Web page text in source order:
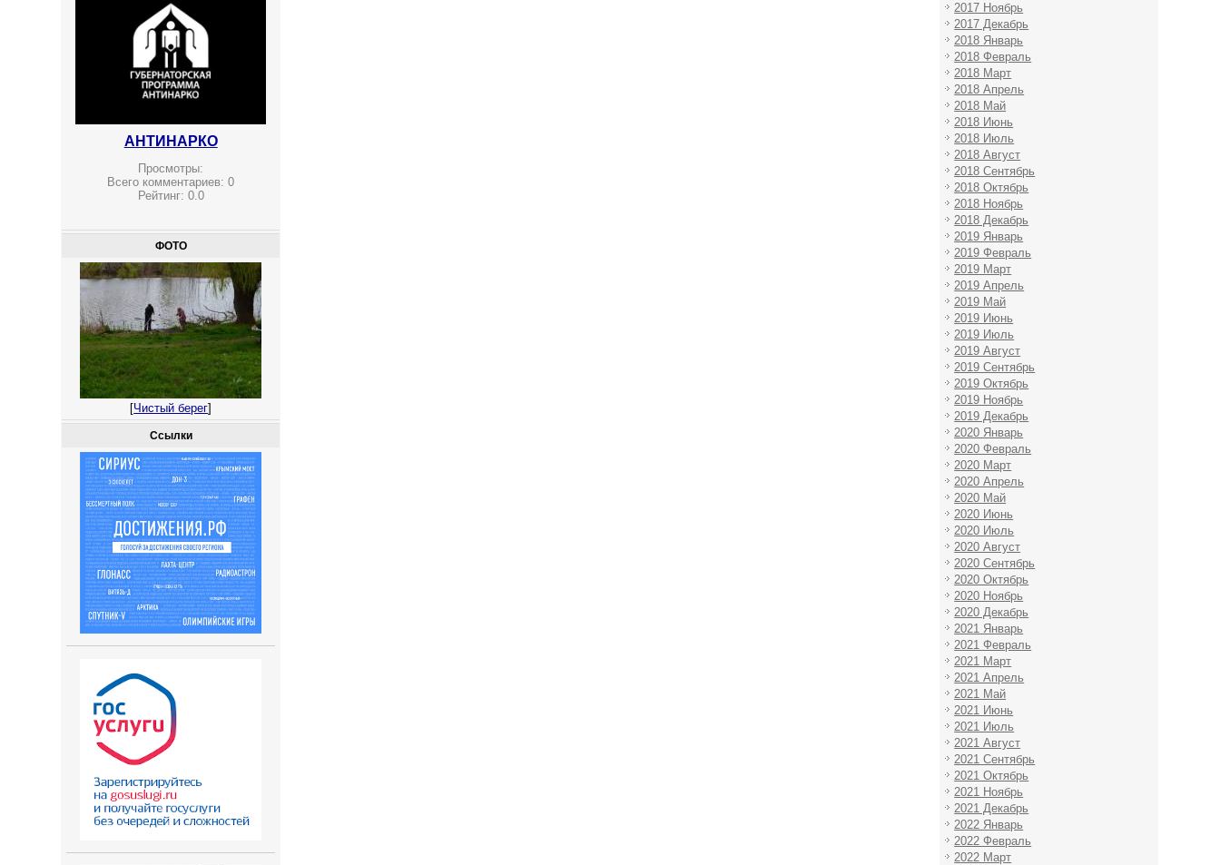
АНТИНАРКО
Просмотры:
Всего комментариев:0
Рейтинг: 0.0
ФОТО
[Чистый берег]
Ссылки
2017 Ноябрь
2017 Декабрь
2018 Январь
2018 Февраль
2018 Март
2018 Апрель
2018 Май
2018 Июнь
2018 Июль
2018 Август
2018 Сентябрь
2018 Октябрь
2018 Ноябрь
2018 Декабрь
2019 Январь
2019 Февраль
2019 Март
2019 Апрель
2019 Май
2019 Июнь
2019 Июль
2019 Август
2019 Сентябрь
2019 Октябрь
2019 Ноябрь
2019 Декабрь
2020 Январь
2020 Февраль
2020 Март
2020 Апрель
2020 Май
2020 Июнь
2020 Июль
2020 Август
2020 Сентябрь
2020 Октябрь
2020 Ноябрь
2020 Декабрь
2021 Январь
2021 Февраль
2021 Март
2021 Апрель
2021 Май
2021 Июнь
2021 Июль
2021 Август
2021 Сентябрь
2021 Октябрь
2021 Ноябрь
2021 Декабрь
2022 Январь
2022 Февраль
2022 Март